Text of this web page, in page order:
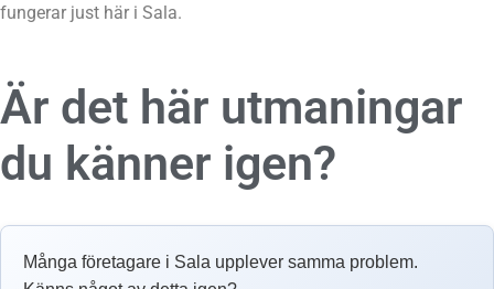
fungerar just här i Sala.
Är det här utmaningar
du känner igen?
Många företagare i Sala upplever samma problem.